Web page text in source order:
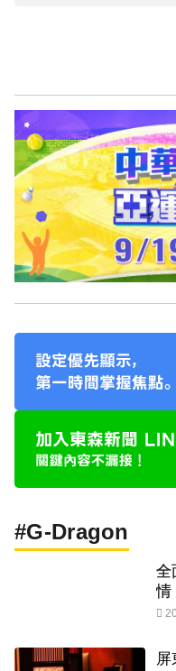
#G-Dragon
全
情
屏